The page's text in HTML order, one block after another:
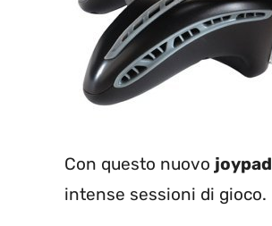
Con questo nuovo joypad
intense sessioni di gioco.